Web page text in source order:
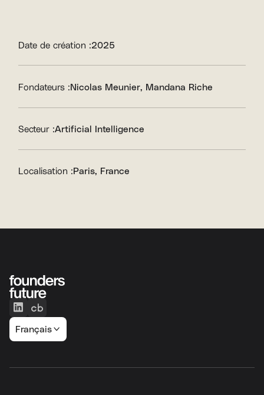
Date de création :2025
Fondateurs :Nicolas Meunier Mandana Riche
Secteur :Artificial Intelligence
Localisation :Paris, France
Français